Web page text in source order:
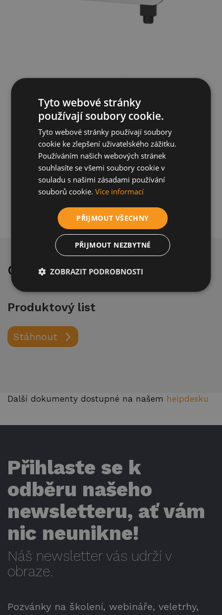
Centrum stahování
Produktový list
Stáhnout
Další dokumenty dostupné na našem helpdesku
Přihlaste se k
odběru našeho
newsletteru, ať vám
nic neunikne!
Náš newsletter vás udrží v
obraze.
Pozvánky na školení, webináře, veletrhy,
Tyto webové stránky
používají soubory cookie.
Tyto webové stránky používají soubory
cookie ke zlepšení uživatelského zážitku.
Používáním našich webových stránek
souhlasíte se všemi soubory cookie v
souladu s našimi zásadami používání
souborů cookie.Více informací
PŘIJMOUT VŠECHNY
PŘIJMOUT NEZBYTNÉ
ZOBRAZIT PODROBNOSTI